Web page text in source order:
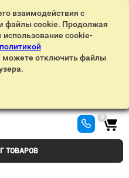
взаимодействия с
файлы cookie. Продолжая
cookie-
политикой
можете отключить файлы
ТОВАРОВ
0